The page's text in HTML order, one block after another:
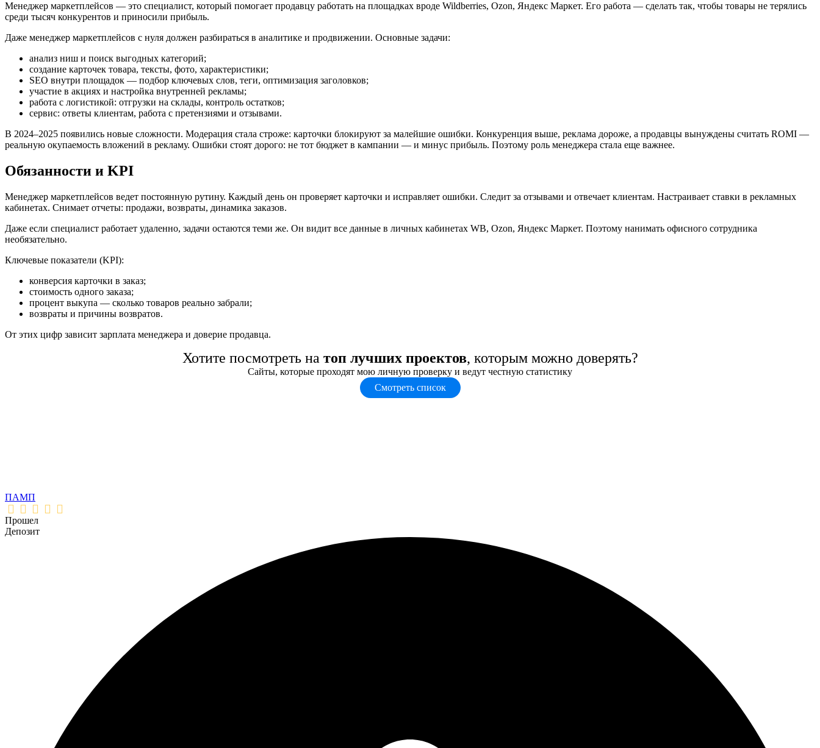
Менеджер маркетплейсов — это специалист, который помогает продавцу работать на площадках вроде Wildberries, Ozon, Яндекс Маркет. Его работа — сделать так, чтобы товары не терялись
среди тысяч конкурентов и приносили прибыль.
Даже менеджер маркетплейсов с нуля должен разбираться в аналитике и продвижении. Основные задачи:
анализ ниш и поиск выгодных категорий;
создание карточек товара, тексты, фото, характеристики;
SEO внутри площадок — подбор ключевых слов, теги, оптимизация заголовков;
участие в акциях и настройка внутренней рекламы;
работа с логистикой: отгрузки на склады, контроль остатков;
сервис: ответы клиентам, работа с претензиями и отзывами.
В 2024–2025 появились новые сложности. Модерация стала строже: карточки блокируют за малейшие ошибки. Конкуренция выше, реклама дороже, а продавцы вынуждены считать ROMI —
реальную окупаемость вложений в рекламу. Ошибки стоят дорого: не тот бюджет в кампании — и минус прибыль. Поэтому роль менеджера стала еще важнее.
Обязанности и KPI
Менеджер маркетплейсов ведет постоянную рутину. Каждый день он проверяет карточки и исправляет ошибки. Следит за отзывами и отвечает клиентам. Настраивает ставки в рекламных
кабинетах. Снимает отчеты: продажи, возвраты, динамика заказов.
Даже если специалист работает удаленно, задачи остаются теми же. Он видит все данные в личных кабинетах WB, Ozon, Яндекс Маркет. Поэтому нанимать офисного сотрудника
необязательно.
Ключевые показатели (KPI):
конверсия карточки в заказ;
стоимость одного заказа;
процент выкупа — сколько товаров реально забрали;
возвраты и причины возвратов.
От этих цифр зависит зарплата менеджера и доверие продавца.
Хотите посмотреть на топ лучших проектов, которым можно доверять?
Сайты, которые проходят мою личную проверку и ведут честную статистику
Смотреть список
ПАМП
Прошел
Депозит